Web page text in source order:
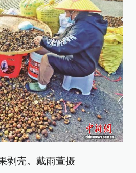
剥壳。戴雨萱摄